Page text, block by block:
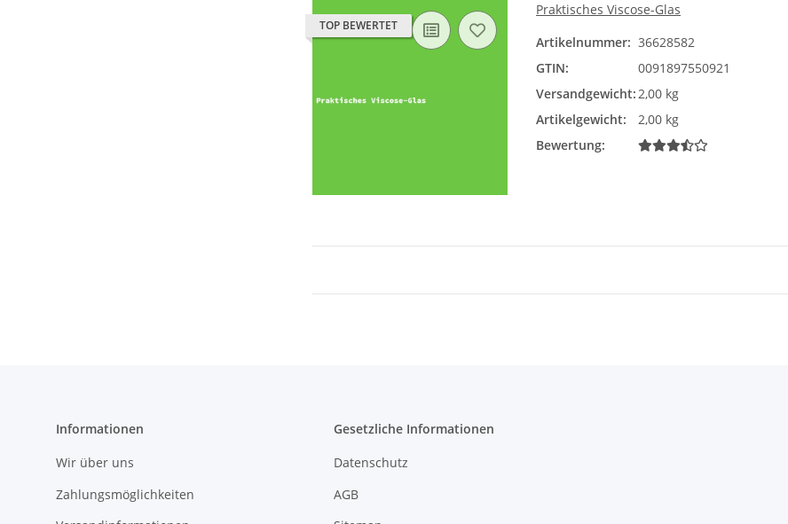
TOP BEWERTET
Praktisches Viscose-Glas
Artikelnummer: 36628582
GTIN:
0091897550921
Versandgewicht:2,00 kg
Artikelgewicht:
2,00 kg
Bewertung:
Informationen
Wir über uns
Zahlungsmöglichkeiten
Gesetzliche Informationen
Datenschutz
AGB